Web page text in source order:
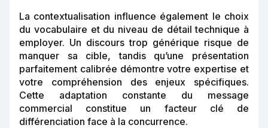
La contextualisation influence également le choix
du vocabulaire et du niveau de détail technique à
employer. Un discours trop générique risque de
manquer sa cible, tandis qu’une présentation
parfaitement calibrée démontre votre expertise et
votre compréhension des enjeux spécifiques.
Cette adaptation constante du message
commercial constitue un facteur clé de
différenciation face à la concurrence.